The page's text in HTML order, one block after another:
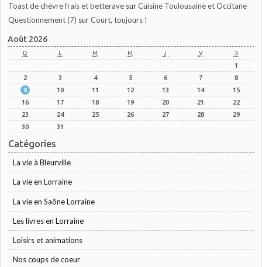
Toast de chèvre frais et betterave surCuisine Toulousaine et Occitane
Questionnement (7) surCourt, toujours !
Août 2026
D L M M J V S
1
2
3 4 5 6 7
8
9
10 11 12 13 14
15
16
17 18 19 20 21
22
23
24 25 26 27 28
29
30
31
Catégories
La vie à Bleurville
La vie en Lorraine
La vie en Saône Lorraine
Les livres en Lorraine
Loisirs et animations
Nos coups de coeur